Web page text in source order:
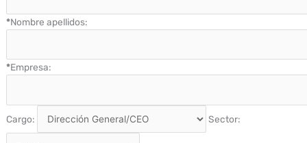
*Nombre apellidos:
*Empresa:
Cargo: Sector: